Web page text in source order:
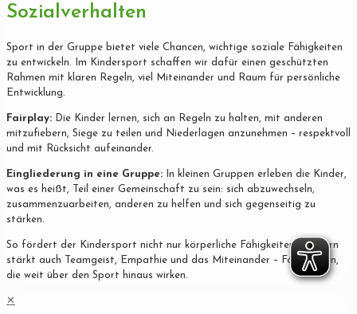
Sozialverhalten
Sport in der Gruppe bietet viele Chancen, wichtige soziale Fähigkeiten
zu entwickeln. Im Kindersport schaffen wir dafür einen geschützten
Rahmen mit klaren Regeln, viel Miteinander und Raum für persönliche
Entwicklung.
Fairplay: Die Kinder lernen, sich an Regeln zu halten, mit anderen
mitzufiebern, Siege zu teilen und Niederlagen anzunehmen – respektvoll
und mit Rücksicht aufeinander.
Eingliederung in eine Gruppe: In kleinen Gruppen erleben die Kinder,
was es heißt, Teil einer Gemeinschaft zu sein: sich abzuwechseln,
zusammenzuarbeiten, anderen zu helfen und sich gegenseitig zu
stärken.
So fördert der Kindersport nicht nur körperliche Fähigkeiten, sondern
stärkt auch Teamgeist, Empathie und das Miteinander – Fähigkeiten,
die weit über den Sport hinaus wirken.
✕